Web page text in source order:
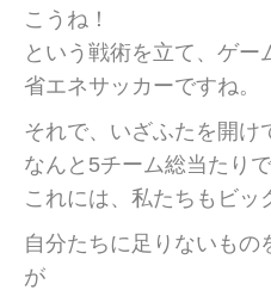
こうね！
という戦術を立て、ゲー
省エネサッカーですね。
それで、いざふたを開け
なんと5チーム総当たり
これには、私たちもビッ
自分たちに足りないもの
が